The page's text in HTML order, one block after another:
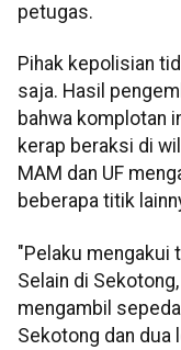
petugas.
Pihak kepolisian
saja. Hasil
bahwa komplotan
kerap beraksi di
MAM dan UF
beberapa titik
"Pelaku mengakui
Selain di
mengambil
Sekotong dan dua